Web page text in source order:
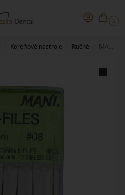
0
Koreňové nástroje Ručné MANI K-file – 25/08